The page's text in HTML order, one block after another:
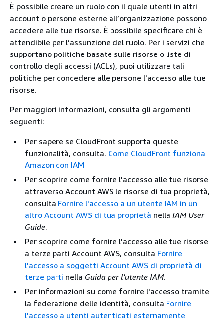
È possibile creare un ruolo con il quale utenti in altri
account o persone esterne all’organizzazione possono
accedere alle tue risorse. È possibile specificare chi è
attendibile per l’assunzione del ruolo. Per i servizi che
supportano politiche basate sulle risorse o liste di
controllo degli accessi (ACLs), puoi utilizzare tali
politiche per concedere alle persone l'accesso alle tue
risorse.
Per maggiori informazioni, consulta gli argomenti
seguenti:
Per sapere se CloudFront supporta queste
funzionalità, consulta. Come CloudFront funziona
Amazon con IAM
Per scoprire come fornire l'accesso alle tue risorse
attraverso Account AWS le risorse di tua proprietà,
consulta Fornire l'accesso a un utente IAM in un
altro Account AWS di tua proprietà nella IAM User
Guide.
Per scoprire come fornire l'accesso alle tue risorse
a terze parti Account AWS, consulta Fornire
l'accesso a soggetti Account AWS di proprietà di
terze parti nella Guida per l'utente IAM.
Per informazioni su come fornire l'accesso tramite
la federazione delle identità, consulta Fornire
l'accesso a utenti autenticati esternamente